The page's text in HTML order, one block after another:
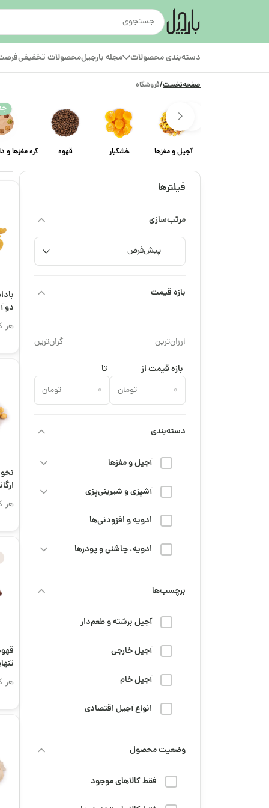
دسته‌بندی محصولات مجله بارجیلمحصولات تخفیفی
صفحه‌نخست/فروشگاه
آجیل و مغزها خشکبار قهوه کره مغزها و
فیلترها
مرتب‌سازی
بازه قیمت
ارزان‌ترین گران‌ترین
بازه قیمت از
تومان
تا
تومان
دسته‌بندی
آجیل و مغزها
آشپزی و شیرینی‌پزی
ادویه و افزودنی‌ها
ادویه، چاشنی و پودرها
مزه و تنقلات
مهمانی، پذیرایی و مناسبتی
برچسب‌ها
آجیل برشته و طعم‌دار
آجیل خارجی
آجیل خام
انواع آجیل اقتصادی
وضعیت محصول
فقط کالاهای موجود
دو
هر
هر
هر